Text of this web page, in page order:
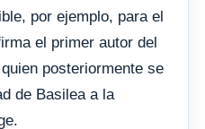
por ejemplo, para el
el primer autor del
posteriormente se
de Basilea a la